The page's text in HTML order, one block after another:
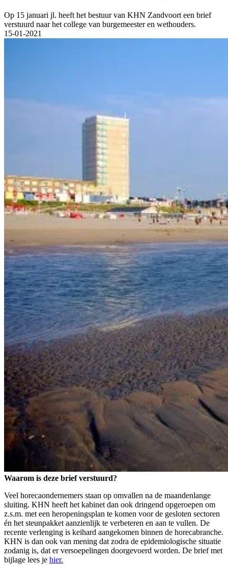
Op 15 januari jl. heeft het bestuur van KHN Zandvoort een brief
verstuurd naar het college van burgemeester en wethouders.
15-01-2021
Waarom is deze brief verstuurd?
Veel horecaondernemers staan op omvallen na de maandenlange
sluiting. KHN heeft het kabinet dan ook dringend opgeroepen om
z.s.m. met een heropeningsplan te komen voor de gesloten sectoren
én het steunpakket aanzienlijk te verbeteren en aan te vullen. De
recente verlenging is keihard aangekomen binnen de horecabranche.
KHN is dan ook van mening dat zodra de epidemiologische situatie
zodanig is, dat er versoepelingen doorgevoerd worden. De brief met
bijlage lees je hier.